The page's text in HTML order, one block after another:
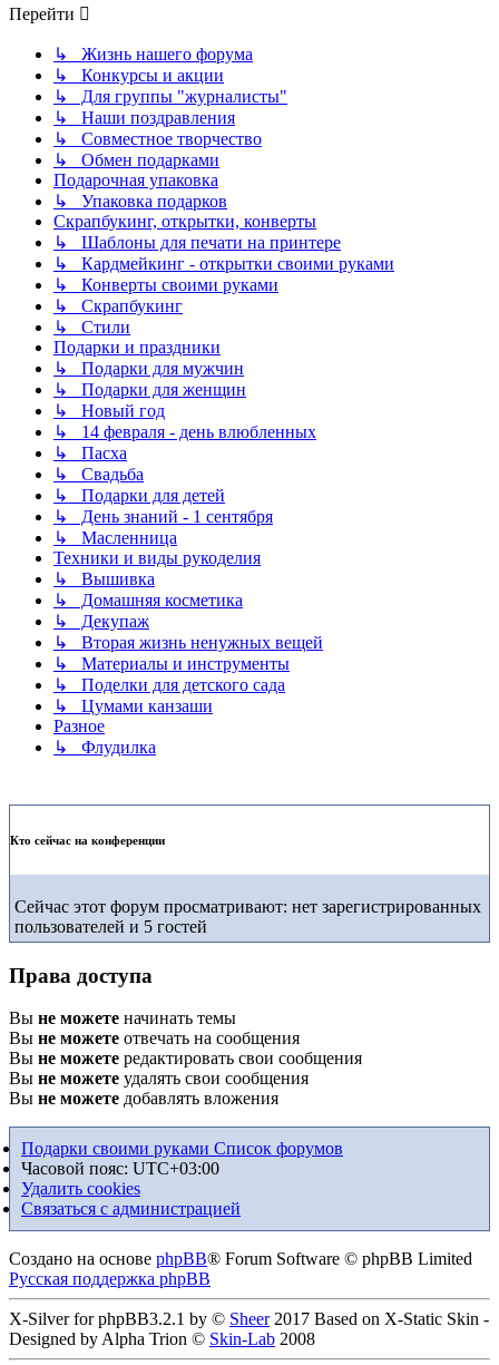
Перейти
↳ Жизнь нашего форума
↳ Конкурсы и акции
↳ Для группы "журналисты"
↳ Наши поздравления
↳ Совместное творчество
↳ Обмен подарками
Подарочная упаковка
↳ Упаковка подарков
Скрапбукинг, открытки, конверты
↳ Шаблоны для печати на принтере
↳ Кардмейкинг - открытки своими руками
↳ Конверты своими руками
↳ Скрапбукинг
↳ Стили
Подарки и праздники
↳ Подарки для мужчин
↳ Подарки для женщин
↳ Новый год
↳ 14 февраля - день влюбленных
↳ Пасха
↳ Свадьба
↳ Подарки для детей
↳ День знаний - 1 сентября
↳ Масленница
Техники и виды рукоделия
↳ Вышивка
↳ Домашняя косметика
↳ Декупаж
↳ Вторая жизнь ненужных вещей
↳ Материалы и инструменты
↳ Поделки для детского сада
↳ Цумами канзаши
Разное
↳ Флудилка
Кто сейчас на конференции
Сейчас этот форум просматривают: нет зарегистрированных
пользователей и 5 гостей
Права доступа
Вы не можете начинать темы
Вы не можете отвечать на сообщения
Вы не можете редактировать свои сообщения
Вы не можете удалять свои сообщения
Вы не можете добавлять вложения
Подарки своими руками Список форумов
Часовой пояс: UTC+03:00
Удалить cookies
Связаться с администрацией
Создано на основе phpBB® Forum Software © phpBB Limited
Русская поддержка phpBB
X-Silver for phpBB3.2.1 by © Sheer2017 Based on X-Static Skin -
Designed by Alpha Trion © Skin-Lab 2008